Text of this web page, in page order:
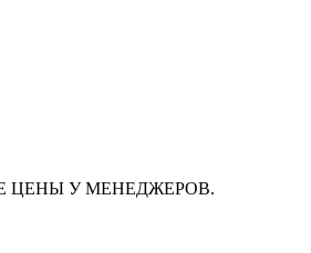
ЦЕНЫ У МЕНЕДЖЕРОВ.